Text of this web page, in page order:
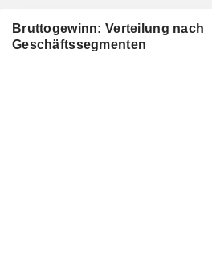
Bruttogewinn: Verteilung nach
Geschäftssegmenten